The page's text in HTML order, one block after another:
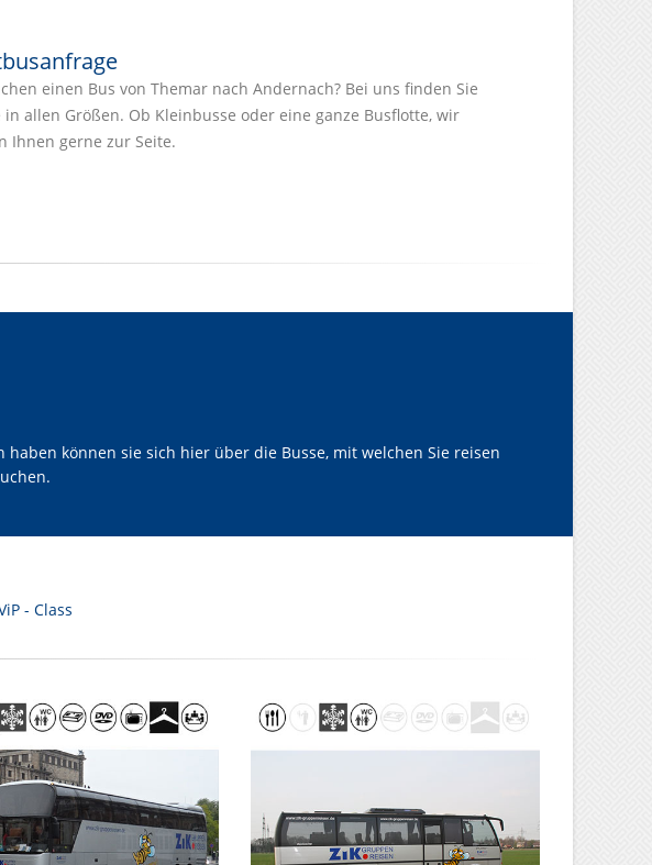
einen Bus von Themar nach Andernach? Bei uns finden Sie
in allen Größen. Ob Kleinbusse oder eine ganze Busflotte, wir
Ihnen gerne zur Seite.
können sie sich hier über die Busse, mit welchen Sie reisen
- Class